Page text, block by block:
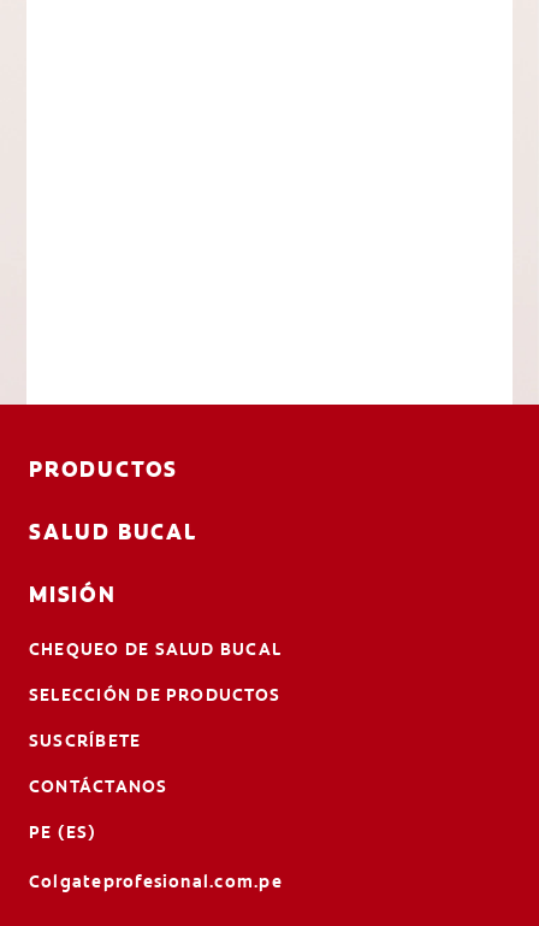
PRODUCTOS
SALUD BUCAL
MISIÓN
CHEQUEO DE SALUD BUCAL
SELECCIÓN DE PRODUCTOS
SUSCRÍBETE
CONTÁCTANOS
PE (ES)
Colgateprofesional.com.pe